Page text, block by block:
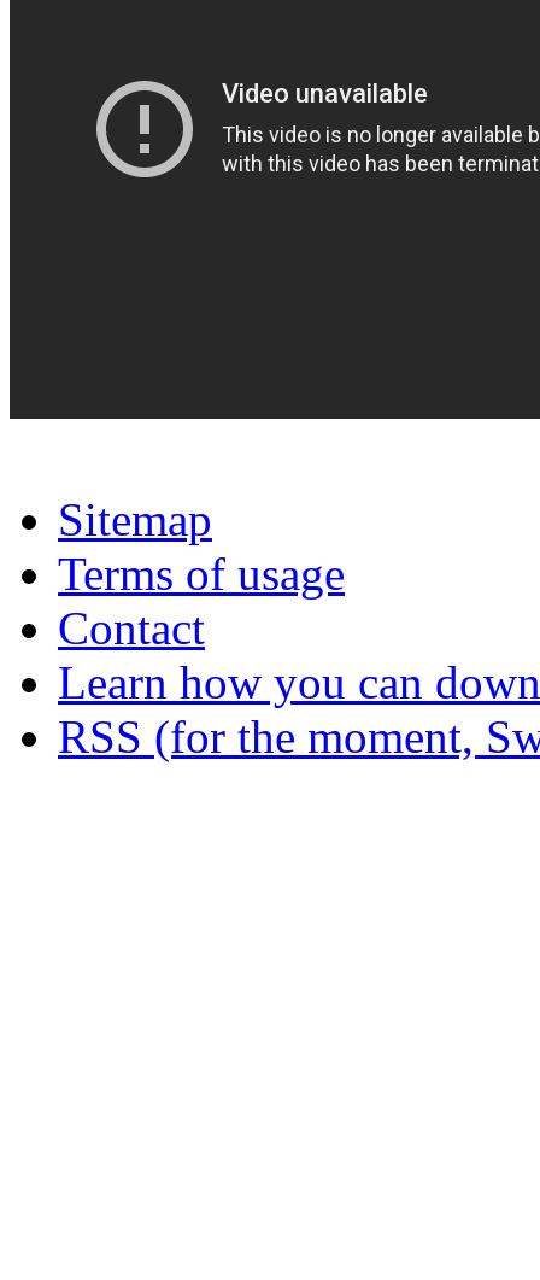
Sitemap
Terms of usage
Contact
Learn how you can
RSS (for the moment,